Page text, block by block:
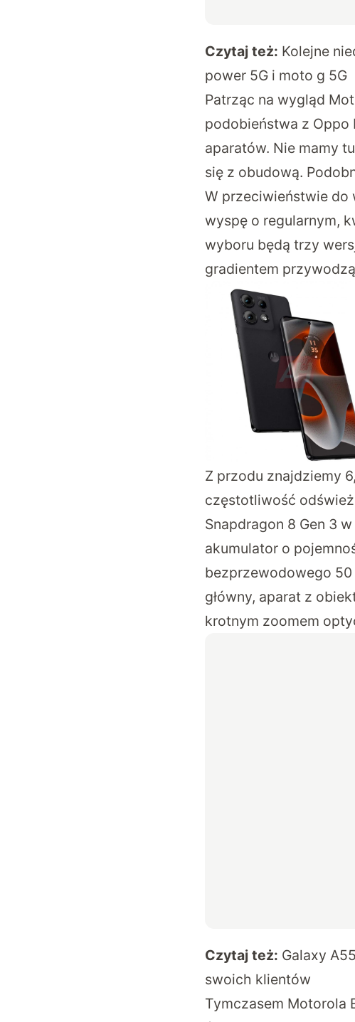
Czytaj też: Kolejne
power 5G i moto g 5G
Patrząc na wygląd
podobieństwa z Oppo
aparatów. Nie mamy
się z obudową.
W przeciwieństwie do
wyspę o regularnym,
wyboru będą trzy
gradientem
Z przodu znajdziemy
częstotliwość
Snapdragon 8 Gen 3
akumulator o
bezprzewodowego
główny, aparat z
krotnym zoomem
Czytaj też: Galaxy
swoich klientów
Tymczasem Motorola